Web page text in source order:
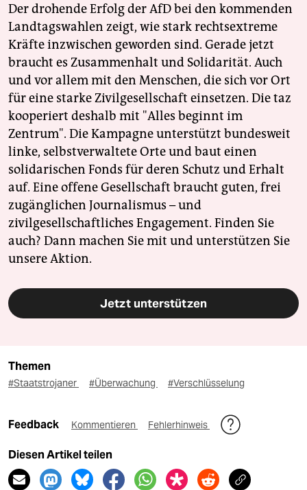
Der drohende Erfolg der AfD bei den kommenden
Landtagswahlen zeigt, wie stark rechtsextreme
Kräfte inzwischen geworden sind. Gerade jetzt
braucht es Zusammenhalt und Solidarität. Auch
und vor allem mit den Menschen, die sich vor Ort
für eine starke Zivilgesellschaft einsetzen. Die taz
kooperiert deshalb mit "Alles beginnt im
Zentrum". Die Kampagne unterstützt bundesweit
linke, selbstverwaltete Orte und baut einen
solidarischen Fonds für deren Schutz und Erhalt
auf. Eine offene Gesellschaft braucht guten, frei
zugänglichen Journalismus – und
zivilgesellschaftliches Engagement. Finden Sie
auch? Dann machen Sie mit und unterstützen Sie
unsere Aktion.
Jetzt unterstützen
Themen
#Staatstrojaner #Überwachung #Verschlüsselung
Feedback Kommentieren Fehlerhinweis
Diesen Artikel teilen